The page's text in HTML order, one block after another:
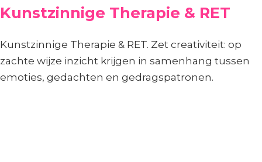
Kunstzinnige Therapie & RET
Kunstzinnige Therapie & RET. Zet creativiteit: op
zachte wijze inzicht krijgen in samenhang tussen
emoties, gedachten en gedragspatronen.